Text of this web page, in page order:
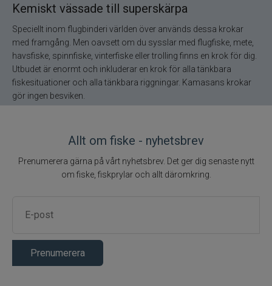
Kemiskt vässade till superskärpa
Speciellt inom flugbinderi världen över används dessa krokar
med framgång. Men oavsett om du sysslar med flugfiske, mete,
havsfiske, spinnfiske, vinterfiske eller trolling finns en krok för dig.
Utbudet är enormt och inkluderar en krok för alla tänkbara
fiskesituationer och alla tänkbara riggningar. Kamasans krokar
gör ingen besviken.
Allt om fiske - nyhetsbrev
Prenumerera gärna på vårt nyhetsbrev. Det ger dig senaste nytt
om fiske, fiskprylar och allt däromkring.
Prenumerera